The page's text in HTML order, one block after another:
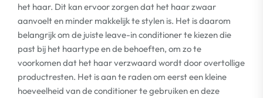
het haar. Dit kan ervoor zorgen dat het haar zwaar
aanvoelt en minder makkelijk te stylen is. Het is daarom
belangrijk om de juiste leave-in conditioner te kiezen die
past bij het haartype en de behoeften, om zo te
voorkomen dat het haar verzwaard wordt door overtollige
productresten. Het is aan te raden om eerst een kleine
hoeveelheid van de conditioner te gebruiken en deze